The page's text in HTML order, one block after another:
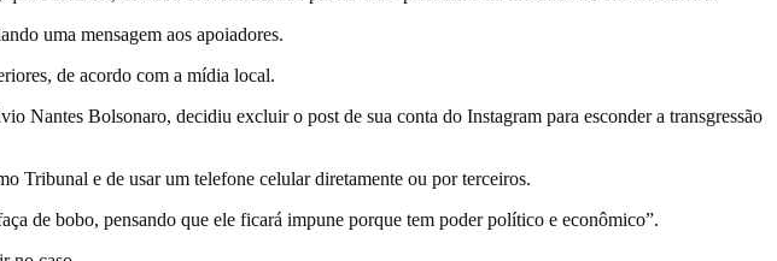
uma mensagem aos apoiadores.
de acordo com a mídia local.
Nantes Bolsonaro, decidiu excluir o post de sua conta do Instagram para esconder a transgressão
Tribunal e de usar um telefone celular diretamente ou por terceiros.
de bobo, pensando que ele ficará impune porque tem poder político e econômico”.